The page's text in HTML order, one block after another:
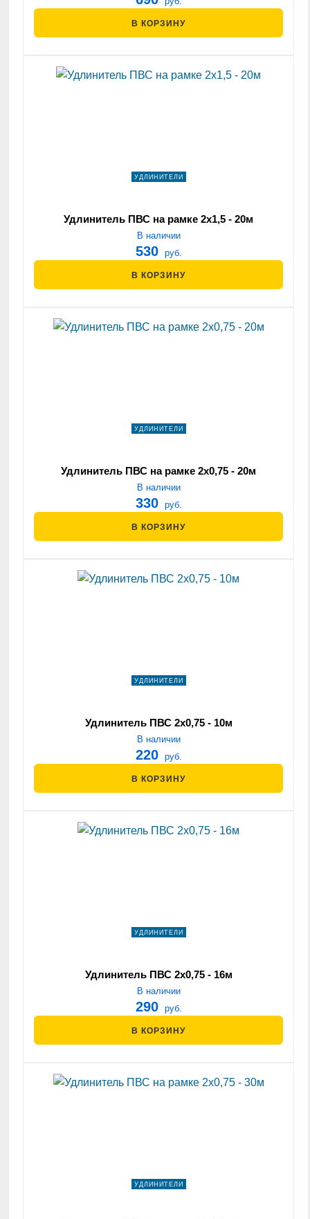
В КОРЗИНУ
УДЛИНИТЕЛИ
Удлинитель ПВС на рамке 2х1,5 - 20м
В наличии
530 руб.
В КОРЗИНУ
УДЛИНИТЕЛИ
Удлинитель ПВС на рамке 2х0,75 - 20м
В наличии
330 руб.
В КОРЗИНУ
УДЛИНИТЕЛИ
Удлинитель ПВС 2х0,75 - 10м
В наличии
220 руб.
В КОРЗИНУ
УДЛИНИТЕЛИ
Удлинитель ПВС 2х0,75 - 16м
В наличии
290 руб.
В КОРЗИНУ
УДЛИНИТЕЛИ